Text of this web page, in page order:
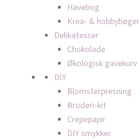
Havebog
Krea- & hobbybøger
Delikatesser
Chokolade
Økologisk gavekurv
DIY
Blomsterpresning
Broderi-kit
Crepepapir
DIY smykker